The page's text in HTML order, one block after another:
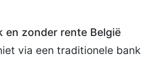
en zonder rente België
via een traditionele bank